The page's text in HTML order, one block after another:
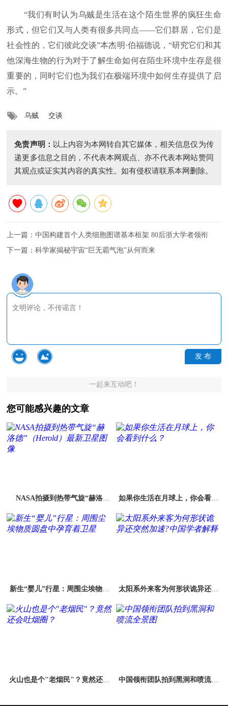
“我们有时认为乌贼是生活在这个陌生世界的疯狂生命
形式，但它们又与人类有很多共同点——它们群居，它们是
社会性的，它们彼此交谈”本杰明·伯福德说，“研究它们和其
他深海生物的行为对于了解生命如何在陌生环境中生存是很
重要的，同时它们也为我们在极端环境中如何生存提供了启
示。”
乌贼 交谈
免责声明： 以上内容为本网转自其它媒体，相关信息仅为传
递更多信息之目的，不代表本网观点、亦不代表本网站赞同
其观点或证实其内容的真实性。如有侵权请联系本网删除。
上一篇：中国构建首个人类细胞图谱基本框架 80后浙大学者领衔
下一篇：科学家揭秘宇宙“巨无霸气泡”从何而来
发 布
一起来互动吧！
您可能感兴趣的文章
NASA拍摄到热带气旋“赫洛
如果你生活在月球上，你会看到
新生“婴儿”行星：周围尘埃物质
太阳系外来客为何形状诡异还突
火山也是个"老烟民"？竟然还会
中国领衔团队拍到黑洞和喷流全